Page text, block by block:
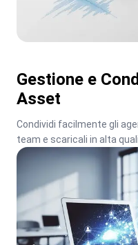
Gestione e
Asset
Condividi facilmente gli
team e scaricali in alta